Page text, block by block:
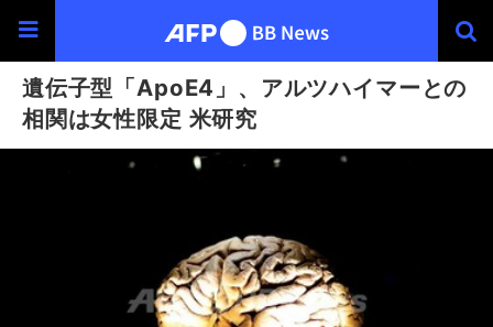
遺伝子型「ApoE4」、アルツハイマーとの
相関は女性限定 米研究